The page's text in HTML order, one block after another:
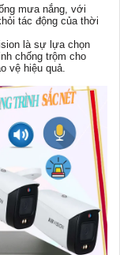
mưa nắng, với
tác động của thời
là sự lựa chọn
chống trộm cho
vệ hiệu quả.